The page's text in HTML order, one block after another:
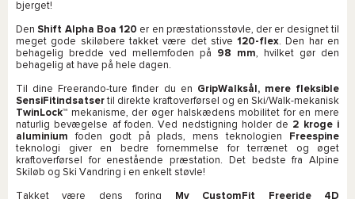
bjerget!
Den Shift Alpha Boa 120 er en præstationsstøvle, der er designet til
meget gode skiløbere takket være det stive120-flex. Den har en
behagelig bredde ved mellemfoden på 98 mm, hvilket gør den
behagelig at have på hele dagen.
Til dine Freerando-ture finder du en GripWalksål, mere fleksible
SensiFitindsatsertil direkte kraftoverførsel og en Ski/Walk-mekanisk
TwinLock™ mekanisme, der øger halskædens mobilitet for en mere
naturlig bevægelse af foden. Ved nedstigning holder de 2 kroge i
aluminium foden godt på plads, mens teknologien
Freespine
teknologi giver en bedre fornemmelse for terrænet og øget
kraftoverførsel for enestående præstation. Det bedste fra Alpine
Skiløb og Ski Vandring i en enkelt støvle!
Takket være dens foring
My CustomFit Freeride 4D